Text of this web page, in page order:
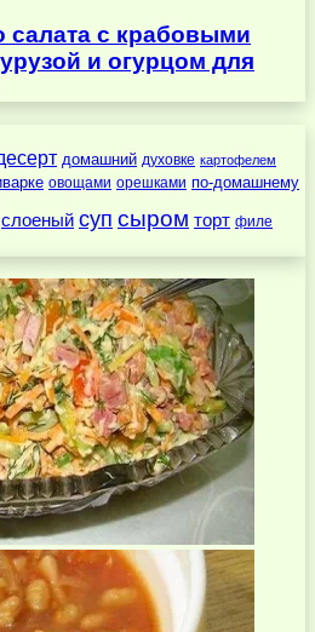
салата с крабовыми
и огурцом для
домашний духовке картофелем
овощами орешками по-домашнему
слоеный суп сыром торт филе